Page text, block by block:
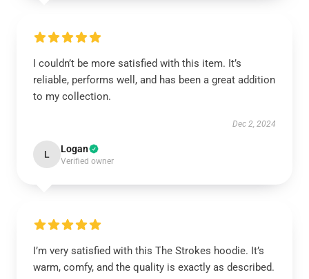
I couldn’t be more satisfied with this item. It’s
reliable, performs well, and has been a great addition
to my collection.
Dec 2, 2024
L Logan
Verified owner
I’m very satisfied with this The Strokes hoodie. It’s
warm, comfy, and the quality is exactly as described.